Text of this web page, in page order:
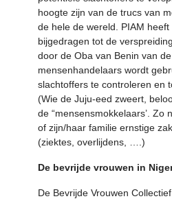
hoogte zijn van de trucs van
de hele de wereld. PIAM heeft
bijgedragen tot de
door de Oba van Benin van
mensenhandelaars wordt
slachtoffers te controleren en
(Wie de Juju-eed zweert,
de “mensensmokkelaars’. Zo
of zijn/haar familie ernstige
(ziektes, overlijdens, ….)
De bevrijde vrouwen in
De Bevrijde Vrouwen